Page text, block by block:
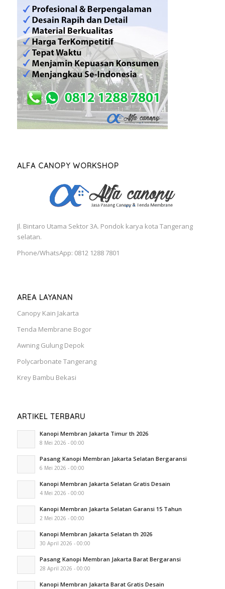
ALFA CANOPY WORKSHOP
Jl. Bintaro Utama Sektor 3A. Pondok karya kota Tangerang
selatan.
Phone/WhatsApp: 0812 1288 7801
AREA LAYANAN
Canopy Kain Jakarta
Tenda Membrane Bogor
Awning Gulung Depok
Polycarbonate Tangerang
Krey Bambu Bekasi
ARTIKEL TERBARU
Kanopi Membran Jakarta Timur th 2026
8 Mei 2026 - 00:00
Pasang Kanopi Membran Jakarta Selatan Bergaransi
6 Mei 2026 - 00:00
Kanopi Membran Jakarta Selatan Gratis Desain
4 Mei 2026 - 00:00
Kanopi Membran Jakarta Selatan Garansi 15 Tahun
2 Mei 2026 - 00:00
Kanopi Membran Jakarta Selatan th 2026
30 April 2026 - 00:00
Pasang Kanopi Membran Jakarta Barat Bergaransi
28 April 2026 - 00:00
Kanopi Membran Jakarta Barat Gratis Desain